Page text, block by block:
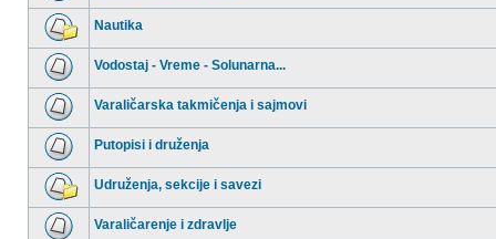
Nema
nepročitanih
postova
Nema
nepročitanih
postova
Nautika
Nema
nepročitanih
postova
Vodostaj - Vreme - Solunarna...
Nema
nepročitanih
postova
Varaličarska takmičenja i sajmovi
Nema
nepročitanih
postova
Putopisi i druženja
Nema
nepročitanih
postova
Udruženja, sekcije i savezi
Varaličarenje i zdravlje